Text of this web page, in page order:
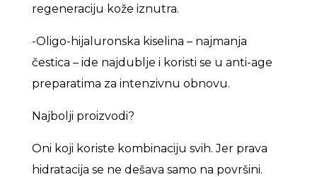
regeneraciju kože iznutra.
-Oligo-hijaluronska kiselina – najmanja
čestica – ide najdublje i koristi se u anti-age
preparatima za intenzivnu obnovu.
Najbolji proizvodi?
Oni koji koriste kombinaciju svih. Jer prava
hidratacija se ne dešava samo na površini.